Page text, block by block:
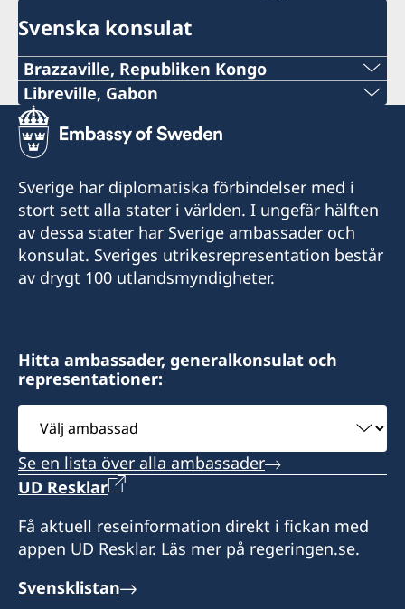
Svenska konsulat
Brazzaville, Republiken Kongo
Frågor hänvisas till
ambassaden.kinshasa@gov.se
Libreville, Gabon
Tel:
+241 (0) 65498787
E-post:
swedenlbv@gmail.com
Besöksadress:
Honorärkonsul
Wilhelmina Van De Ven
Sverige har diplomatiska förbindelser med i
stort sett alla stater i världen. I ungefär hälften
av dessa stater har Sverige ambassader och
konsulat. Sveriges utrikesrepresentation består
av drygt 100 utlandsmyndigheter.
Hitta ambassader, generalkonsulat och
representationer:
Välj
ambassad
Se en lista över alla ambassader
UD Resklar
Få aktuell reseinformation direkt i fickan med
appen UD Resklar. Läs mer på regeringen.se.
Svensklistan